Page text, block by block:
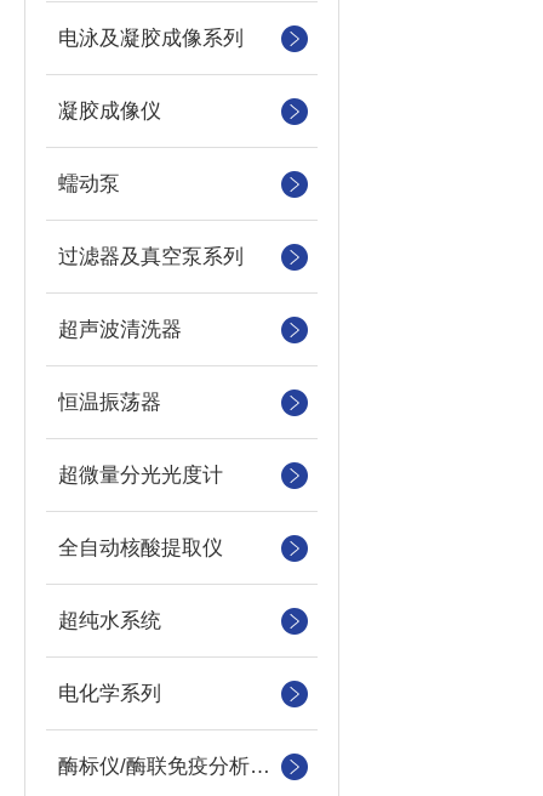
电泳及凝胶成像系列
凝胶成像仪
蠕动泵
过滤器及真空泵系列
超声波清洗器
恒温振荡器
超微量分光光度计
全自动核酸提取仪
超纯水系统
电化学系列
酶标仪/酶联免疫分析仪及洗板机